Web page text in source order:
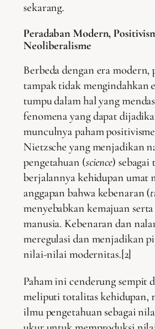
sekarang.
Peradaban Modern,
Neoliberalisme
Berbeda dengan era modern,
tampak tidak mengindahkan
tumpu dalam hal yang
fenomena yang dapat
munculnya paham
Nietzsche yang menjadikan
pengetahuan (science)
berjalannya kehidupan umat
anggapan bahwa kebenaran (
menyebabkan kemajuan
manusia. Kebenaran dan
meregulasi dan menjadikan
nilai-nilai modernitas.[2]
Paham ini cenderung sempit
meliputi totalitas kehidupan,
ilmu pengetahuan sebagai